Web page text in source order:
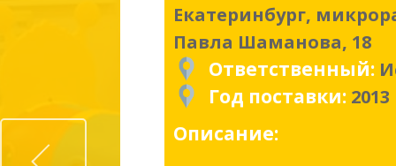
Екатеринбург,
Павла Шаманова, 18
Ответственный:
Год поставки: 2013
Описание: